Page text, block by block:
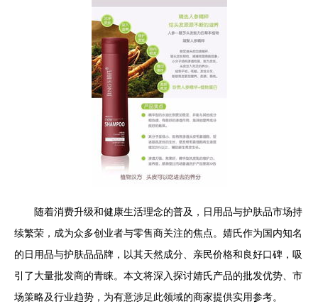
随着消费升级和健康生活理念的普及，日用品与护肤品市场持
续繁荣，成为众多创业者与零售商关注的焦点。婧氏作为国内知名
的日用品与护肤品品牌，以其天然成分、亲民价格和良好口碑，吸
引了大量批发商的青睐。本文将深入探讨婧氏产品的批发优势、市
场策略及行业趋势，为有意涉足此领域的商家提供实用参考。